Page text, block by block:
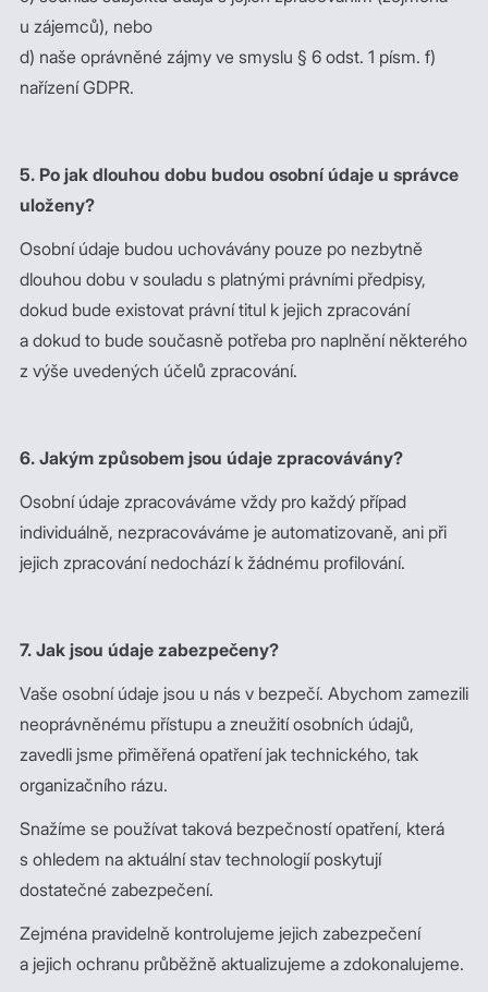
u zájemců), nebo
d) naše oprávněné zájmy ve smyslu § 6 odst. 1 písm. f)
nařízení GDPR.
5. Po jak dlouhou dobu budou osobní údaje u správce
uloženy?
Osobní údaje budou uchovávány pouze po nezbytně
dlouhou dobu v souladu s platnými právními předpisy,
dokud bude existovat právní titul k jejich zpracování
a dokud to bude současně potřeba pro naplnění některého
z výše uvedených účelů zpracování.
6. Jakým způsobem jsou údaje zpracovávány?
Osobní údaje zpracováváme vždy pro každý případ
individuálně, nezpracováváme je automatizovaně, ani při
jejich zpracování nedochází k žádnému profilování.
7. Jak jsou údaje zabezpečeny?
Vaše osobní údaje jsou u nás v bezpečí. Abychom zamezili
neoprávněnému přístupu a zneužití osobních údajů,
zavedli jsme přiměřená opatření jak technického, tak
organizačního rázu.
Snažíme se používat taková bezpečností opatření, která
s ohledem na aktuální stav technologií poskytují
dostatečné zabezpečení.
Zejména pravidelně kontrolujeme jejich zabezpečení
a jejich ochranu průběžně aktualizujeme a zdokonalujeme.